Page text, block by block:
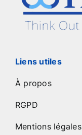
Liens utiles
À propos
RGPD
Mentions légales